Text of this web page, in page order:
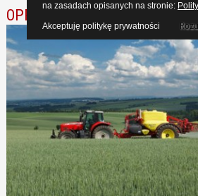
OPRYSKIWACZE CIĄGANE
na zasadach opisanych na stronie:
Akceptuję politykę prywatności